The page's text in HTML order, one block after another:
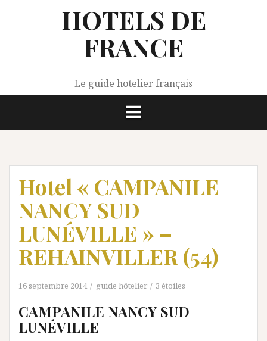
HOTELS DE
FRANCE
Le guide hotelier français
Hotel « CAMPANILE
NANCY SUD
LUNÉVILLE » –
REHAINVILLER (54)
16 septembre 2014 guide hôtelier 3 étoiles
CAMPANILE NANCY SUD
LUNÉVILLE